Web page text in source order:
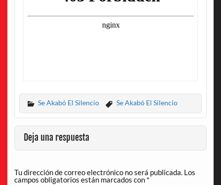
Se Akabó El Silencio Se Akabó El Silencio
Deja una respuesta
Tu dirección de correo electrónico no será publicada. Los
campos obligatorios están marcados con *